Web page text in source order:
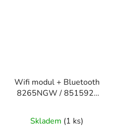
Wifi modul + Bluetooth
8265NGW / 851592-
T480
Skladem (1 ks)